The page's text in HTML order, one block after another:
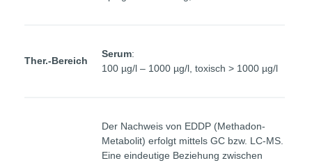
Ther.-Bereich
Serum:
100 µg/l – 1000 µg/l, toxisch > 1000 µg/l
Der Nachweis von EDDP (Methadon-
Metabolit) erfolgt mittels GC bzw. LC-MS.
Eine eindeutige Beziehung zwischen